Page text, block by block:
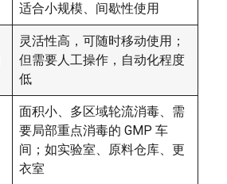
适合小规模、间歇性使用
灵活性高，可随时移动使用；
但需要人工操作，自动化程度
低
面积小、多区域轮流消毒、需
要局部重点消毒的 GMP 车
间；如实验室、原料仓库、更
衣室